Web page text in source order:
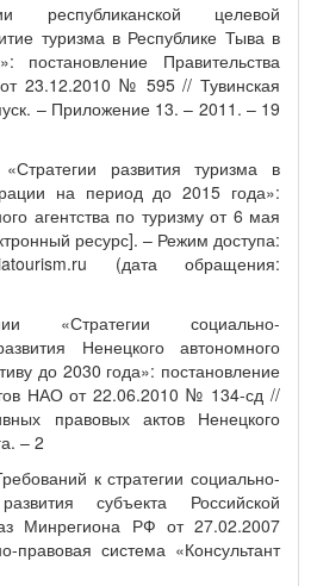
республиканской целевой
туризма в Республике Тыва в
постановление Правительства
23.12.2010 № 595 // Тувинская
– Приложение 13. – 2011. – 19
развития туризма в
на период до 2015 года»:
агентства по туризму от 6 мая
ресурс]. – Режим доступа:
(дата обращения:
«Стратегии социально-
Ненецкого автономного
до 2030 года»: постановление
НАО от 22.06.2010 № 134-сд //
правовых актов Ненецкого
– 2
к стратегии социально-
субъекта Российской
Минрегиона РФ от 27.02.2007
система «Консультант